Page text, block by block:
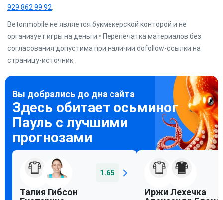
929 862 99 92
Betonmobile не является букмекерской конторой и не
организует игры на деньги • Перепечатка материалов без
согласования допустима при наличии dofollow-ссылки на
страницу-источник
1.65
Талия Гибсон
Иржи Лехечка